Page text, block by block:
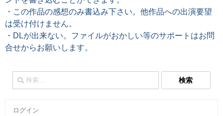
・この作品の感想のみ書込み下さい。他作品への出演要望
は受け付けません。
・DLが出来ない。ファイルがおかしい等のサポートはお問
合せからお願いします。
検
索:
ログイン